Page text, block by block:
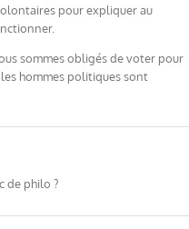
pour expliquer au
sommes obligés de voter pour
les hommes politiques sont
de philo ?